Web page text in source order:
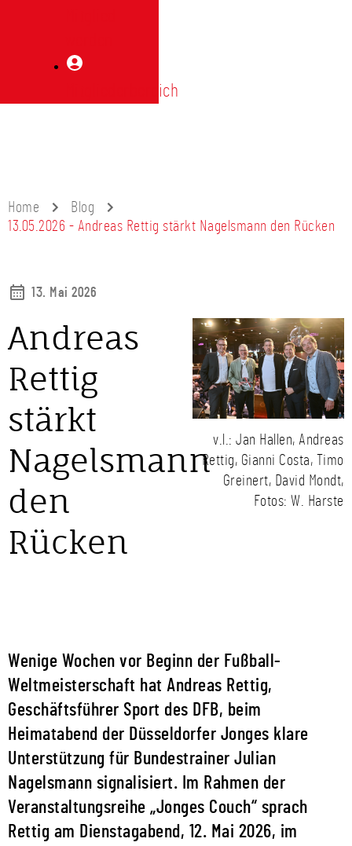
Mitgliederbereich
Home
Blog
13.05.2026 - Andreas Rettig stärkt Nagelsmann den Rücken
13. Mai 2026
Andreas
Rettig
stärkt
Nagelsmann
den
Rücken
v.l.: Jan Hallen, Andreas
Rettig, Gianni Costa, Timo
Greinert, David Mondt,
Fotos: W. Harste
Wenige Wochen vor Beginn der Fußball-
Weltmeisterschaft hat Andreas Rettig,
Geschäftsführer Sport des DFB, beim
Heimatabend der Düsseldorfer Jonges klare
Unterstützung für Bundestrainer Julian
Nagelsmann signalisiert. Im Rahmen der
Veranstaltungsreihe „Jonges Couch“ sprach
Rettig am Dienstagabend, 12. Mai 2026, im